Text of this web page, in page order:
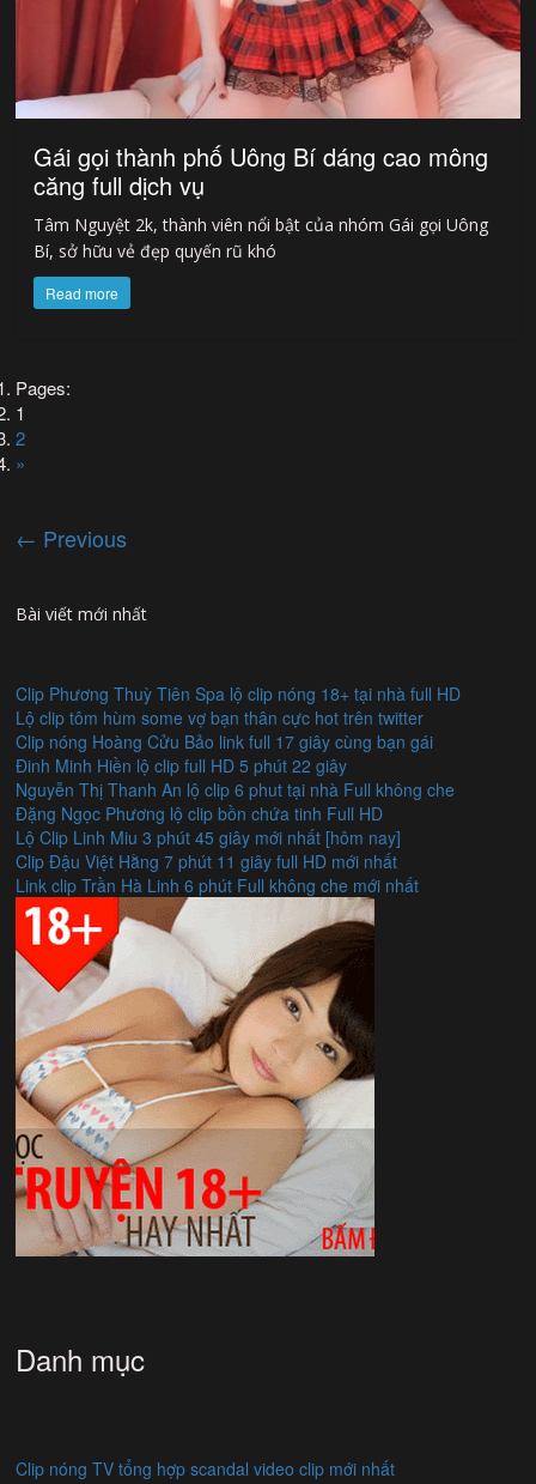
Gái gọi thành phố Uông Bí dáng cao mông
căng full dịch vụ
Tâm Nguyệt 2k, thành viên nổi bật của nhóm Gái gọi Uông
Bí, sở hữu vẻ đẹp quyến rũ khó
Read more
Pages:
1
2
»
← Previous
Bài viết mới nhất
Clip Phương Thuỳ Tiên Spa lộ clip nóng 18+ tại nhà full HD
Lộ clip tôm hùm some vợ bạn thân cực hot trên twitter
Clip nóng Hoàng Cửu Bảo link full 17 giây cùng bạn gái
Đinh Minh Hiền lộ clip full HD 5 phút 22 giây
Nguyễn Thị Thanh An lộ clip 6 phut tại nhà Full không che
Đặng Ngọc Phương lộ clip bồn chứa tinh Full HD
Lộ Clip Linh Miu 3 phút 45 giây mới nhất [hôm nay]
Clip Đậu Việt Hằng 7 phút 11 giây full HD mới nhất
Link clip Trần Hà Linh 6 phút Full không che mới nhất
Danh mục
Clip nóng TV tổng hợp scandal video clip mới nhất